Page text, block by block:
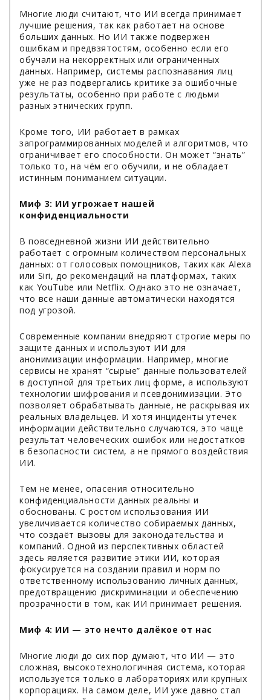
Многие люди считают, что ИИ всегда принимает
лучшие решения, так как работает на основе
больших данных. Но ИИ также подвержен
ошибкам и предвзятостям, особенно если его
обучали на некорректных или ограниченных
данных. Например, системы распознавания лиц
уже не раз подвергались критике за ошибочные
результаты, особенно при работе с людьми
разных этнических групп.
Кроме того, ИИ работает в рамках
запрограммированных моделей и алгоритмов, что
ограничивает его способности. Он может “знать”
только то, на чём его обучили, и не обладает
истинным пониманием ситуации.
Миф 3: ИИ угрожает нашей
конфиденциальности
В повседневной жизни ИИ действительно
работает с огромным количеством персональных
данных: от голосовых помощников, таких как Alexa
или Siri, до рекомендаций на платформах, таких
как YouTube или Netflix. Однако это не означает,
что все наши данные автоматически находятся
под угрозой.
Современные компании внедряют строгие меры по
защите данных и используют ИИ для
анонимизации информации. Например, многие
сервисы не хранят “сырые” данные пользователей
в доступной для третьих лиц форме, а используют
технологии шифрования и псевдонимизации. Это
позволяет обрабатывать данные, не раскрывая их
реальных владельцев. И хотя инциденты утечек
информации действительно случаются, это чаще
результат человеческих ошибок или недостатков
в безопасности систем, а не прямого воздействия
ИИ.
Тем не менее, опасения относительно
конфиденциальности данных реальны и
обоснованы. С ростом использования ИИ
увеличивается количество собираемых данных,
что создаёт вызовы для законодательства и
компаний. Одной из перспективных областей
здесь является развитие этики ИИ, которая
фокусируется на создании правил и норм по
ответственному использованию личных данных,
предотвращению дискриминации и обеспечению
прозрачности в том, как ИИ принимает решения.
Миф 4: ИИ — это нечто далёкое от нас
Многие люди до сих пор думают, что ИИ — это
сложная, высокотехнологичная система, которая
используется только в лабораториях или крупных
корпорациях. На самом деле, ИИ уже давно стал